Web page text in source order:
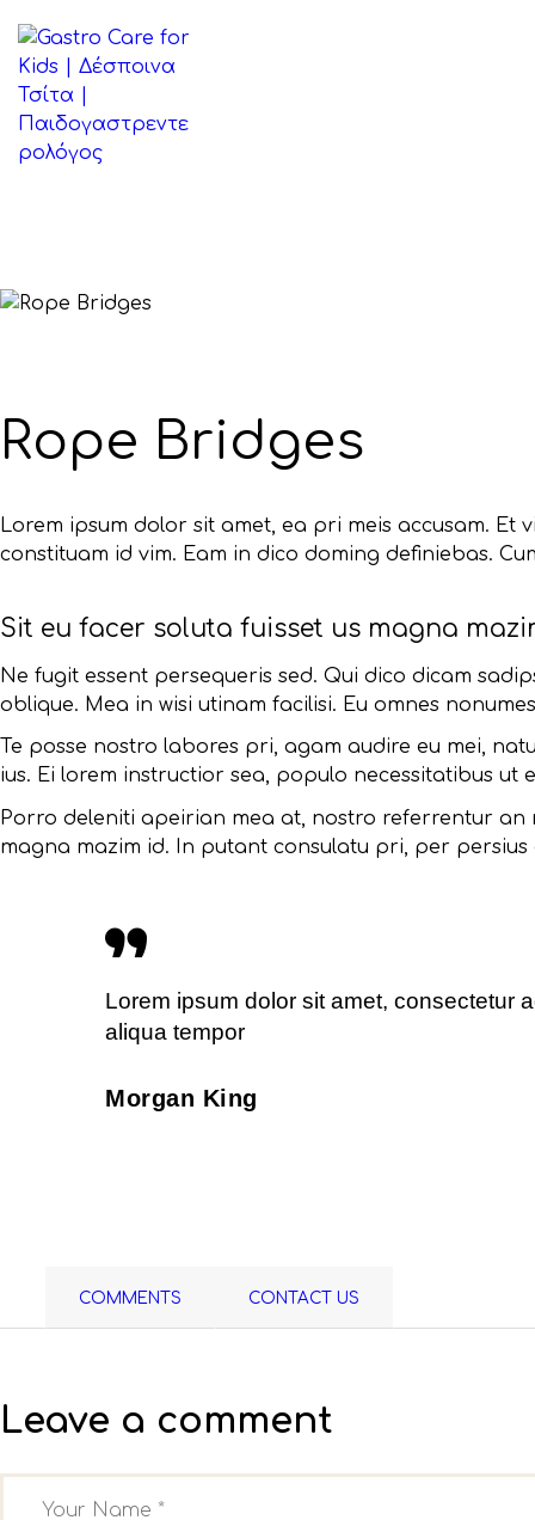
ΑΡΧΙΚΉ
ΒΙΟΓΡΑΦΙΚΌ
ΠΑΘΉΣΕΙΣ
ΕΠΙΚΟΙΝΩΝΊΑ
Rope Bridges
Lorem ipsum dolor sit amet, ea pri meis accusam.
constituam id vim. Eam in dico doming definiebas.
Sit eu facer soluta fuisset us magna
Ne fugit essent persequeris sed. Qui dico dicam
oblique. Mea in wisi utinam facilisi. Eu omnes
Te posse nostro labores pri, agam audire eu mei,
ius. Ei lorem instructior sea, populo necessitatibus ut
Porro deleniti apeirian mea at, nostro referrentur an
magna mazim id. In putant consulatu pri, per
Lorem ipsum dolor sit amet, consectetur
aliqua tempor
Morgan King
COMMENTS CONTACT US
Leave a comment